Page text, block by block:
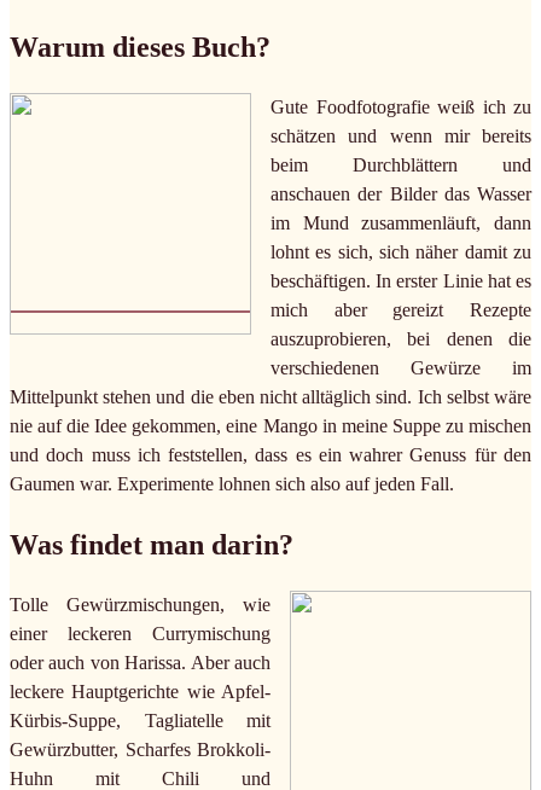
Warum dieses Buch?
Gute Foodfotografie weiß ich zu
schätzen und wenn mir bereits
beim Durchblättern und
anschauen der Bilder das Wasser
im Mund zusammenläuft, dann
lohnt es sich, sich näher damit zu
beschäftigen. In erster Linie hat es
mich aber gereizt Rezepte
auszuprobieren, bei denen die
verschiedenen Gewürze im
Mittelpunkt stehen und die eben nicht alltäglich sind. Ich selbst wäre
nie auf die Idee gekommen, eine Mango in meine Suppe zu mischen
und doch muss ich feststellen, dass es ein wahrer Genuss für den
Gaumen war. Experimente lohnen sich also auf jeden Fall.
Was findet man darin?
Tolle Gewürzmischungen, wie
einer leckeren Currymischung
oder auch von Harissa. Aber auch
leckere Hauptgerichte wie Apfel-
Kürbis-Suppe, Tagliatelle mit
Gewürzbutter, Scharfes Brokkoli-
Huhn mit Chili und